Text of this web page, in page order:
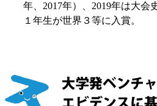
年、2017年）、2019年は大会
１年生が世界３等に入賞。